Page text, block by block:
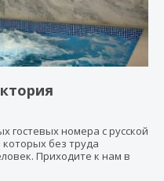
гостевых номера с русской
без труда
Приходите к нам в